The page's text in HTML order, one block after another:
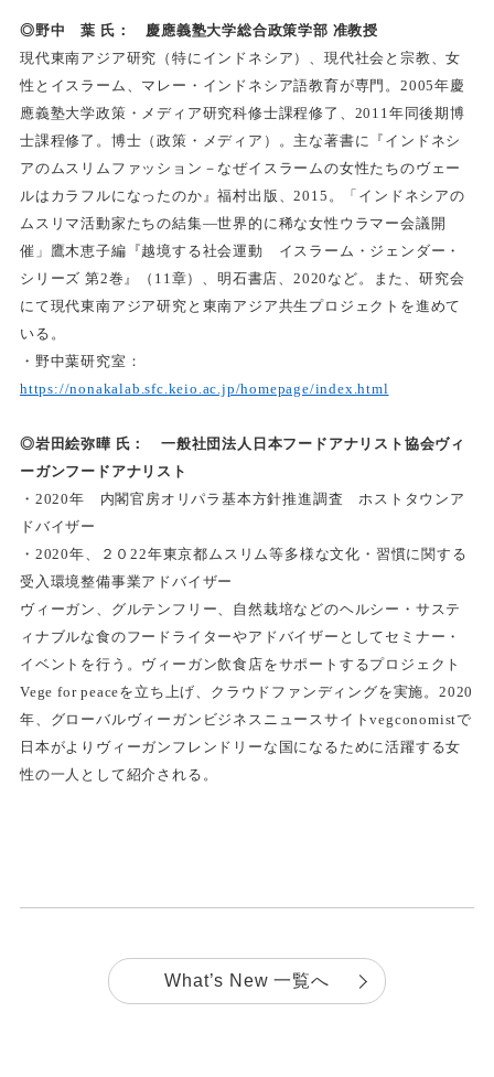
◎野中 葉 氏： 慶應義塾大学総合政策学部 准教授
現代東南アジア研究（特にインドネシア）、現代社会と宗教、女
性とイスラーム、マレー・インドネシア語教育が専門。2005年慶
應義塾大学政策・メディア研究科修士課程修了、2011年同後期博
士課程修了。博士（政策・メディア）。主な著書に『インドネシ
アのムスリムファッション－なぜイスラームの女性たちのヴェー
ルはカラフルになったのか』福村出版、2015。「インドネシアの
ムスリマ活動家たちの結集―世界的に稀な女性ウラマー会議開
催」鷹木恵子編『越境する社会運動 イスラーム・ジェンダー・
シリーズ 第2巻』（11章）、明石書店、2020など。また、研究会
にて現代東南アジア研究と東南アジア共生プロジェクトを進めて
いる。
・野中葉研究室：
https://nonakalab.sfc.keio.ac.jp/homepage/index.html
◎岩田絵弥曄氏： 一般社団法人日本フードアナリスト協会ヴィ
ーガンフードアナリスト
・2020年 内閣官房オリパラ基本方針推進調査 ホストタウンア
ドバイザー
・2020年、２０22年東京都ムスリム等多様な文化・習慣に関する
受入環境整備事業アドバイザー
ヴィーガン、グルテンフリー、自然栽培などのヘルシー・サステ
ィナブルな食のフードライターやアドバイザーとしてセミナー・
イベントを行う。ヴィーガン飲食店をサポートするプロジェクト
Vege for peaceを立ち上げ、クラウドファンディングを実施。2020
年、グローバルヴィーガンビジネスニュースサイトvegconomistで
日本がよりヴィーガンフレンドリーな国になるために活躍する女
性の一人として紹介される。
What’s New 一覧へ